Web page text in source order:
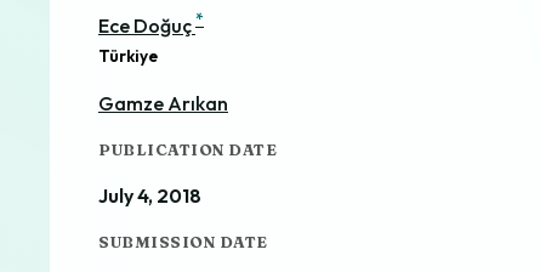
Ece Doğuç*
Türkiye
Gamze Arıkan
PUBLICATION DATE
July 4, 2018
SUBMISSION DATE